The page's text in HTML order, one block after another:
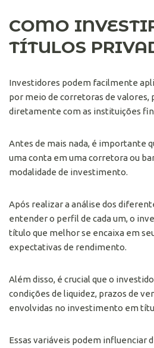
COMO
TÍTULOS
Investidores podem facilmente
por meio de corretoras de valores,
diretamente com as instituições
Antes de mais nada, é importante
uma conta em uma corretora ou
modalidade de investimento.
Após realizar a análise dos
entender o perfil de cada um, o
título que melhor se encaixa em
expectativas de rendimento.
Além disso, é crucial que o
condições de liquidez, prazos de
envolvidas no investimento em
Essas variáveis podem influenciar